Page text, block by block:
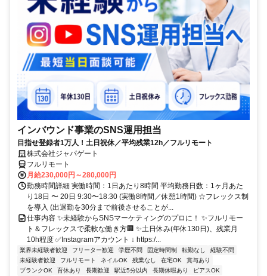
インバウンド事業のSNS運用担当
目指せ登録者1万人！土日祝休／平均残業12h／フルリモート
株式会社ジャパゲート
フルリモート
月給230,000円～280,000円
勤務時間詳細 実働時間：1日あたり8時間 平均勤務日数：1ヶ月あた
り18日 〜 20日 9:30〜18:30 (実働8時間／休憩1時間) ☆フレックス制
を導入 (出退勤を30分まで前後させることが...
仕事内容 ✨未経験からSNSマーケティングのプロに！ ✨フルリモー
ト＆フレックスで柔軟な働き方🏢 ✨土日休み(年休130日)、残業月
10h程度 ✅Instagramアカウント ↓ https:/...
業界未経験者歓迎 フリーター歓迎 学歴不問 固定時間制 転勤なし
経験不問
未経験者歓迎
フルリモート ネイルOK 残業なし 在宅OK
賞与あり
ブランクOK
育休あり 長期歓迎 駅近5分以内 長期休暇あり
ピアスOK